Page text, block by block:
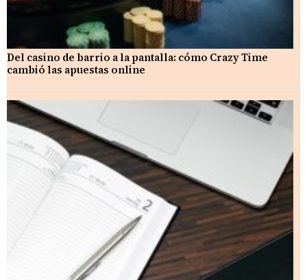
Del casino de barrio a la pantalla: cómo Crazy Time
cambió las apuestas online